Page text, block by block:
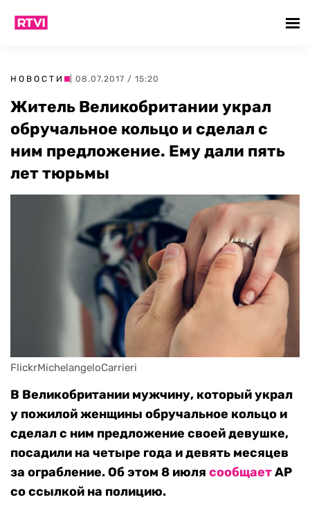
НОВОСТИ | 08.07.2017 / 15:20
Житель Великобритании украл
обручальное кольцо и сделал с
ним предложение. Ему дали пять
лет тюрьмы
FlickrMichelangeloCarrieri
В Великобритании мужчину, который украл
у пожилой женщины обручальное кольцо и
сделал с ним предложение своей девушке,
посадили на четыре года и девять месяцев
за ограбление. Об этом 8 июля сообщаетAP
со ссылкой на полицию.